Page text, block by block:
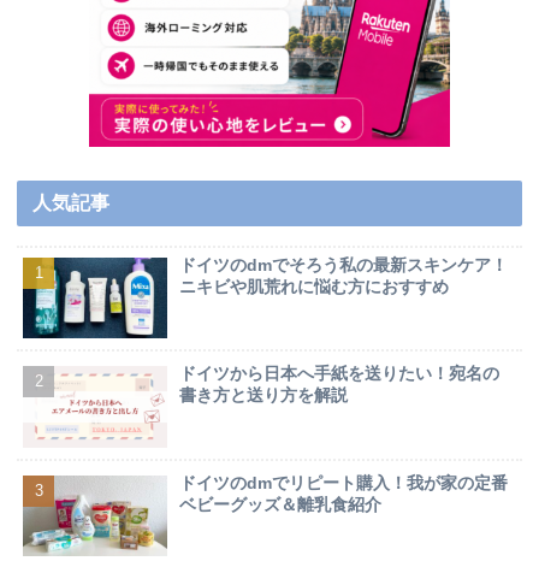
人気記事
ドイツのdmでそろう私の最新スキンケア！
ニキビや肌荒れに悩む方におすすめ
ドイツから日本へ手紙を送りたい！宛名の
書き方と送り方を解説
ドイツのdmでリピート購入！我が家の定番
ベビーグッズ＆離乳食紹介